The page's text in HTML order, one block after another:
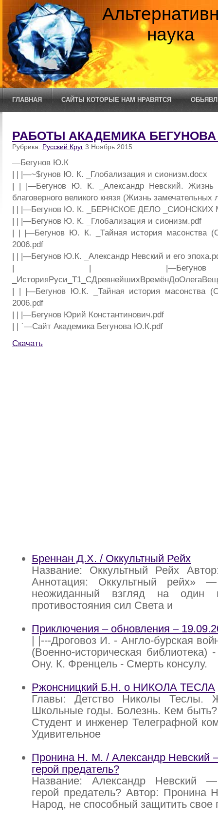
наука
ГЛАВНАЯ САЙТЫ КОТОРЫЕ НАМ НРАВЯТСЯ
РАБОТЫ АКАДЕМИКА
Рубрика: Русский Круг 3 Ноябрь 2015
—Бегунов Ю.К
| | |—~$гунов Ю. К. _Глобализация и сионизм.docx
| | |—Бегунов Ю. К. _Александр Невский. Жизнь
благоверного великого князя (Жизнь
| | |—Бегунов Ю. К. _БЕРНСКОЕ ДЕЛО _СИОНСКИХ
| | |—Бегунов Ю. К. _Глобализация и сионизм.pdf
| | |—Бегунов Ю. К. _Тайная история масонства
2006.pdf
| | |—Бегунов Ю.К. _Александр Невский и его
| |
| | |—Бегунов Ю.К. _Тайная история масонства
2006.pdf
| | |—Бегунов Юрий Константинович.pdf
| | `—Сайт Академика Бегунова Ю.К.pdf
Скачать
Бреннан Д.Х. / Оккультный Рейх
Название: Оккультный Рейх
Аннотация: Оккультный рейх»
неожиданный взгляд на один
противостояния сил Света и
Приключения – обновления –
| |---Дроговоз И. - Англо-бурская
(Военно-историческая
Ону. К. Френцель - Смерть консулу.
Ржонсницкий Б.Н. о НИКОЛА ТЕСЛА
Главы: Детство Николы Теслы.
Школьные годы. Болезнь. Кем
Студент и инженер Телеграфной
Удивительное
Пронина Н. М. / Александр Невский
герой предатель?
Название: Александр Невский
герой предатель? Автор: Пронина
Народ, не способный защитить свое